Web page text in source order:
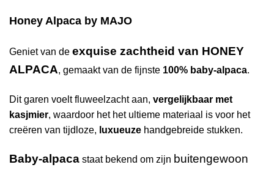
Honey Alpaca by MAJO
Geniet van de exquise zachtheid van HONEY
ALPACA, gemaakt van de fijnste 100% baby-alpaca.
Dit garen voelt fluweelzacht aan, vergelijkbaar met
kasjmier, waardoor het het ultieme materiaal is voor het
creëren van tijdloze, luxueuze handgebreide stukken.
Baby-alpaca staat bekend om zijn buitengewoon